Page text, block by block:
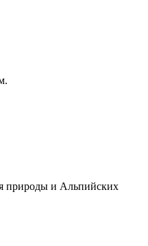
природы и Альпийских